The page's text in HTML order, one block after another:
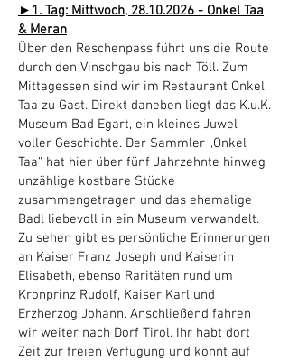
►1. Tag: Mittwoch, 28.10.2026 - Onkel Taa
& Meran
Über den Reschenpass führt uns die Route
durch den Vinschgau bis nach Töll. Zum
Mittagessen sind wir im Restaurant Onkel
Taa zu Gast. Direkt daneben liegt das K.u.K.
Museum Bad Egart, ein kleines Juwel
voller Geschichte. Der Sammler „Onkel
Taa“ hat hier über fünf Jahrzehnte hinweg
unzählige kostbare Stücke
zusammengetragen und das ehemalige
Badl liebevoll in ein Museum verwandelt.
Zu sehen gibt es persönliche Erinnerungen
an Kaiser Franz Joseph und Kaiserin
Elisabeth, ebenso Raritäten rund um
Kronprinz Rudolf, Kaiser Karl und
Erzherzog Johann. Anschließend fahren
wir weiter nach Dorf Tirol. Ihr habt dort
Zeit zur freien Verfügung und könnt auf